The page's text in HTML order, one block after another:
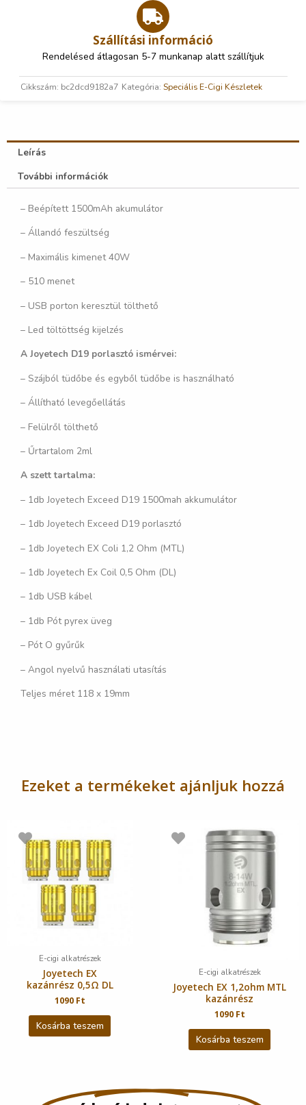
Szállítási információ
Rendelésed átlagosan 5-7 munkanap alatt szállítjuk
Cikkszám: bc2dcd9182a7 Kategória: Speciális E-Cigi Készletek
Leírás
További információk
– Beépített 1500mAh akumulátor
– Állandó feszültség
– Maximális kimenet 40W
– 510 menet
– USB porton keresztül tölthető
– Led töltöttség kijelzés
A Joyetech D19 porlasztó ismérvei:
– Szájból tüdőbe és egyből tüdőbe is használható
– Állítható levegőellátás
– Felülről tölthető
– Űrtartalom 2ml
A szett tartalma:
– 1db Joyetech Exceed D19 1500mah akkumulátor
– 1db Joyetech Exceed D19 porlasztó
– 1db Joyetech EX Coli 1,2 Ohm (MTL)
– 1db Joyetech Ex Coil 0,5 Ohm (DL)
– 1db USB kábel
– 1db Pót pyrex üveg
– Pót O gyűrűk
– Angol nyelvű használati utasítás
Teljes méret 118 x 19mm
Ezeket a termékeket ajánljuk hozzá
E-cigi alkatrészek
Joyetech EX
kazánrész 0,5Ω DL
1090 Ft
Kosárba teszem
E-cigi alkatrészek
Joyetech EX 1,2ohm MTL
kazánrész
1090 Ft
Kosárba teszem